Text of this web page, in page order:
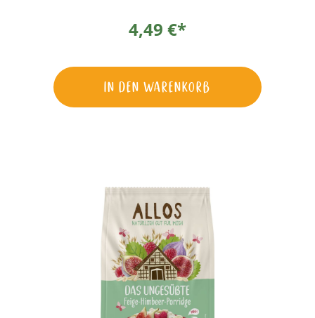
eine Frühstücksbowl lässt sich natürlich
noch so mag. Bei so viel Sorgfalt und Liebe
wird einem auch gleich noch ganz warm
ums Herz.
4,49 €*
In den Warenkorb